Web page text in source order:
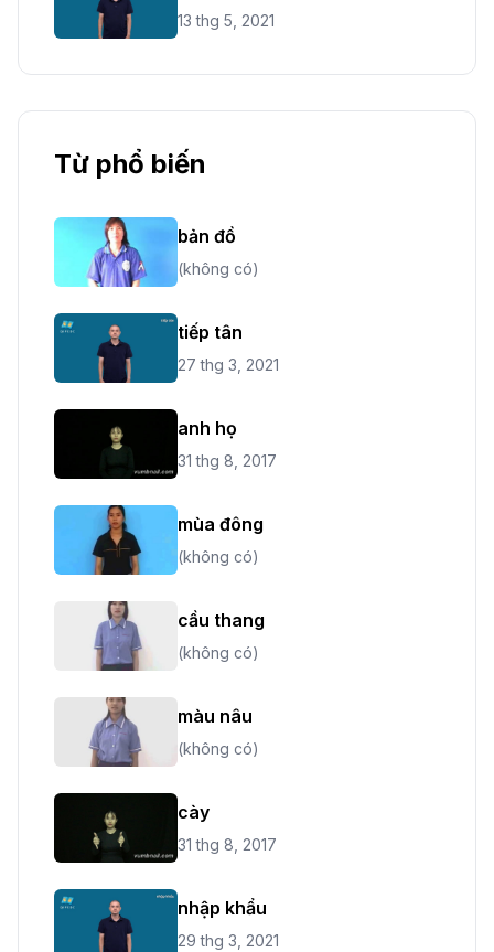
13 thg 5, 2021
Từ phổ biến
bản đồ
(không có)
tiếp tân
27 thg 3, 2021
anh họ
31 thg 8, 2017
mùa đông
(không có)
cầu thang
(không có)
màu nâu
(không có)
cày
31 thg 8, 2017
nhập khẩu
29 thg 3, 2021